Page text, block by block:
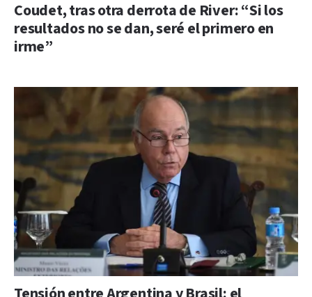
Coudet, tras otra derrota de River: “Si los
resultados no se dan, seré el primero en
irme”